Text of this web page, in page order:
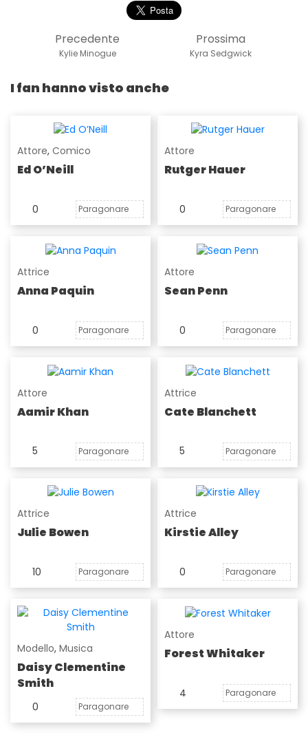
Prossima
Kyra Sedgwick
Precedente
Kylie Minogue
I fan hanno visto anche
Attore, Comico
Ed O’Neill
0 Paragonare
Attore
Rutger Hauer
0 Paragonare
Attrice
Anna Paquin
0 Paragonare
Attore
Sean Penn
0 Paragonare
Attore
Aamir Khan
5 Paragonare
Attrice
Cate Blanchett
5 Paragonare
Attrice
Julie Bowen
10 Paragonare
Attrice
Kirstie Alley
0 Paragonare
Modello, Musica
Daisy Clementine
Smith
0 Paragonare
Attore
Forest Whitaker
4 Paragonare